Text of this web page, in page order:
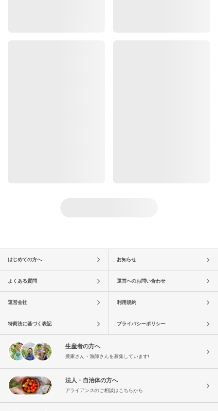
はじめての方へ お知らせ
よくある質問 運営へのお問い合わせ
運営会社 利用規約
特商法に基づく表記 プライバシーポリシー
生産者の方へ
農家さん・漁師さんを募集しています!
法人・自治体の方へ
アライアンスのご相談はこちらから